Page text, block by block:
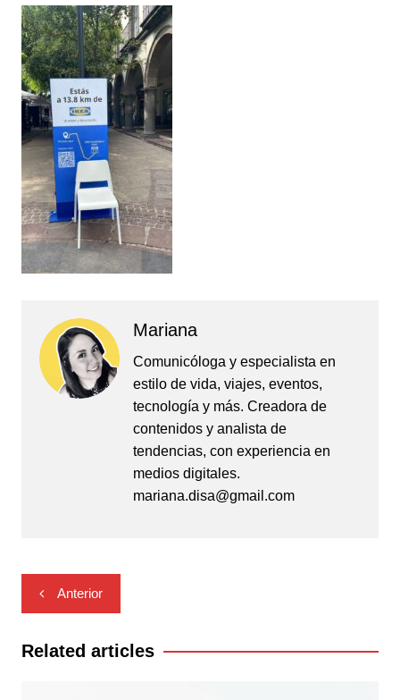
Mariana
Comunicóloga y especialista en
estilo de vida, viajes, eventos,
tecnología y más. Creadora de
contenidos y analista de
tendencias, con experiencia en
medios digitales.
mariana.disa@gmail.com
Navegación
de
entradas
Anterior
Related articles